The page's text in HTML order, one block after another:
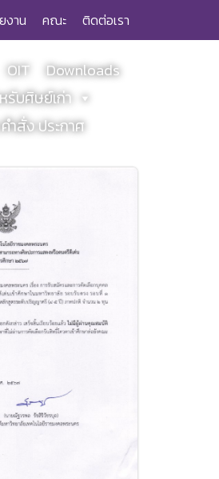
งาน คณะ ติดต่อเรา
OIT
Downloads
รับศิษย์เก่า
ำสั่ง ประกาศ